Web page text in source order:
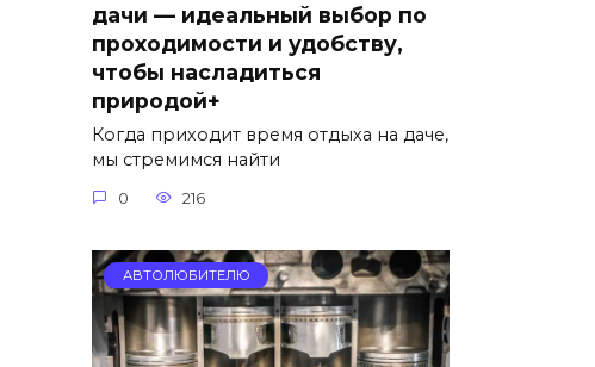
дачи — идеальный выбор по
проходимости и удобству,
чтобы насладиться
природой+
Когда приходит время отдыха на даче,
мы стремимся найти
0 216
АВТОЛЮБИТЕЛЮ